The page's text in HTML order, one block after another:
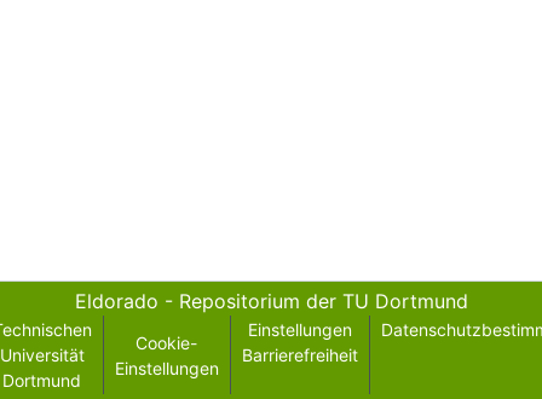
Eldorado - Repositorium der TU Dortmund
Universität
Dortmund
Cookie-
Einstellungen
Einstellungen
Barrierefreiheit